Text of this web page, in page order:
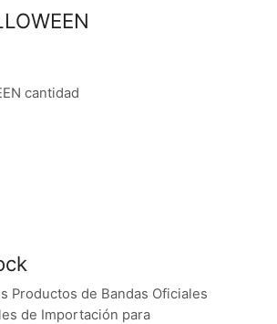
cantidad
Productos de Bandas Oficiales
de Importación para